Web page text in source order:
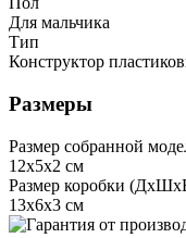
Для мальчика
Тип
Конструктор
Размеры
Размер собранной
12x5x2 см
Размер коробки
13x6x3 см